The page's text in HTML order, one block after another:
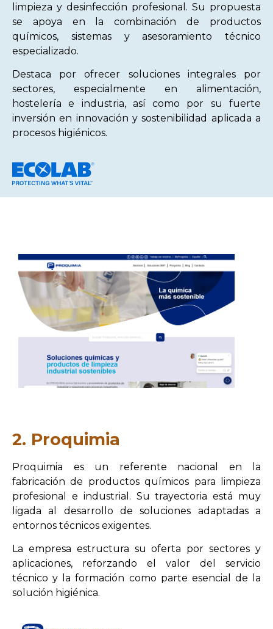
limpieza y desinfección profesional. Su propuesta
se apoya en la combinación de productos
químicos, sistemas y asesoramiento técnico
especializado.
Destaca por ofrecer soluciones integrales por
sectores, especialmente en alimentación,
hostelería e industria, así como por su fuerte
inversión en innovación y sostenibilidad aplicada a
procesos higiénicos.
2. Proquimia
Proquimia es un referente nacional en la
fabricación de productos químicos para limpieza
profesional e industrial. Su trayectoria está muy
ligada al desarrollo de soluciones adaptadas a
entornos técnicos exigentes.
La empresa estructura su oferta por sectores y
aplicaciones, reforzando el valor del servicio
técnico y la formación como parte esencial de la
solución higiénica.